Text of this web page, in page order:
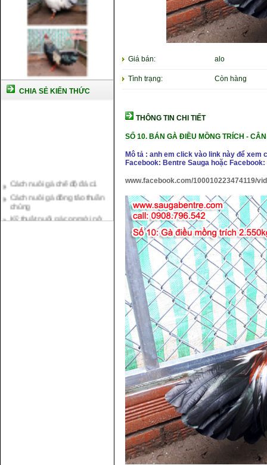
CHIA SẺ KIẾN THỨC
Cách nuôi gà đông tảo thuần
chủng
Kỹ thuật nuôi gà con mới nở
Hướng dẫn nuôi gà đá
Giá bán: alo
Tình trạng: Còn hàng
THÔNG TIN CHI TIẾT
SỐ 10.BÁN GÀ ĐIỀU MỒNG TRÍCH -CÂN
Mô tả : anh em click vào link này để
Facebook: Bentre Sauga hoặc Facebook:
www.facebook.com/100010223474119/